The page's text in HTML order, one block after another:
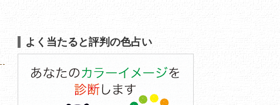
よく当たると評判の色占い